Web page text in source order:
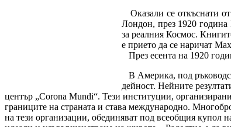
Оказали се откъснати
Лондон, през 1920 година
за реалния Космос.
е прието да се наричат
През есента на 1920
В Америка, под
дейност. Нейните
център „Corona Mundi“. Тези институции,
границите на страната и става международно.
на тези организации, обединяват под всеобщия купол